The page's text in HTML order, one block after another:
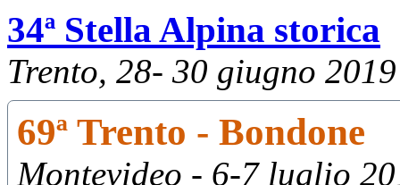
34ª Stella Alpina storica
Trento, 28- 30 giugno 2019
69ª Trento - Bondone
Montevideo - 6-7 luglio